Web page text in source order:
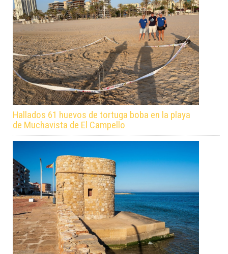
Hallados 61 huevos de tortuga boba en la playa
de Muchavista de El Campello